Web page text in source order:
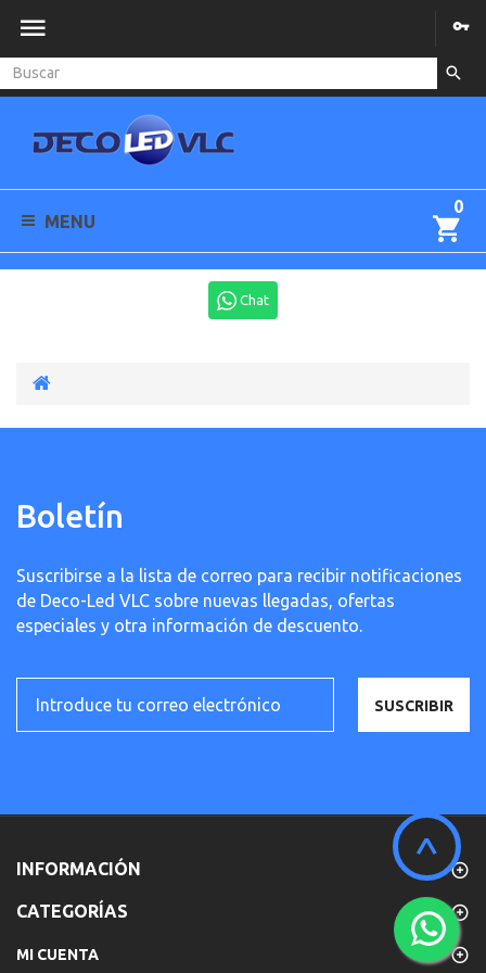
0
MENU
Chat
Boletín
Suscribirse a la lista de correo para recibir notificaciones
de Deco-Led VLC sobre nuevas llegadas, ofertas
especiales y otra información de descuento.
SUSCRIBIR
INFORMACIÓN
CATEGORÍAS
MI CUENTA
^